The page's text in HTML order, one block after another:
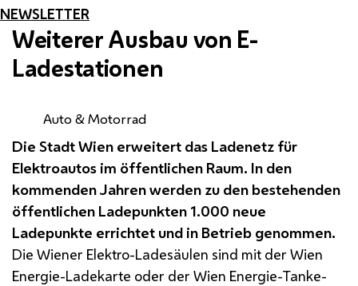
NEWSLETTER
Weiterer Ausbau von E-
Ladestationen
Auto & Motorrad
Die Stadt Wien erweitert das Ladenetz für
Elektroautos im öffentlichen Raum. In den
kommenden Jahren werden zu den bestehenden
öffentlichen Ladepunkten 1.000 neue
Ladepunkte errichtet und in Betrieb genommen.
Die Wiener Elektro-Ladesäulen sind mit der Wien
Energie-Ladekarte oder der Wien Energie-Tanke-